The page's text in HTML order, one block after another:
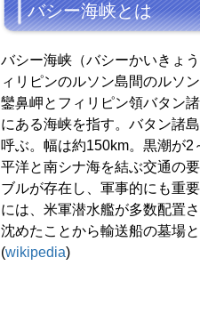
バシー海峡とは
バシー海峡（バシーかいきょ
ィリピンのルソン島間のルソ
鑾鼻岬とフィリピン領バタン
にある海峡を指す。バタン諸
呼ぶ。幅は約150km。黒潮が
平洋と南シナ海を結ぶ交通の
ブルが存在し、軍事的にも重
には、米軍潜水艦が多数配置
沈めたことから輸送船の墓場
(wikipedia)